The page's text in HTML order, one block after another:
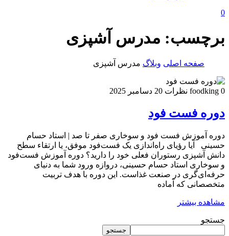
0
برچسب: مدرس آشپزی
صفحه اصلی وبلاگ مدرس آشپزی
foodking 0 نظرات 20 دسامبر 2025
دوره فست فود
دوره آموزش فست فود و سوخاری صفر تا صد | استاد حسام
حسینی آیا رؤیای راه‌اندازی یک فست‌فود موفق، یا ارتقاء سطح
دانش آشپزی رستوران فعلی خود را دارید؟ دوره آموزش فست‌فود
و سوخاری استاد حسام حسینی، دروازه ورود شما به دنیای
حرفه‌ای‌گری در صنعت غذاست. این دوره با هدف تربیت
متخصصانی که آماده
مشاهده بیشتر
جستجو
جستجو